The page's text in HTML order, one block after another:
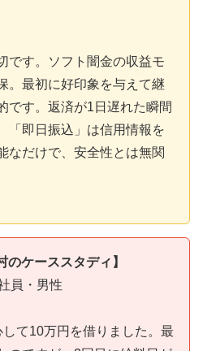
です。ソフト闇金の収益モ
。最初に好印象を与えて継
です。返済が1日遅れた瞬間
「即日振込」は信用情報を
なだけで、安全性とは無関
ケーススタディ】
員・男性
して10万円を借りました。最